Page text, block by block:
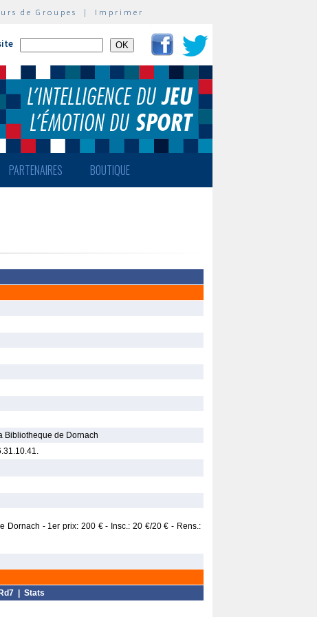
de Groupes | Imprimer
PARTENAIRES BOUTIQUE
Bibliotheque de Dornach
Dornach - 1er prix: 200 € - Insc.: 20 €/20 € - Rens.:
Rd7 Stats